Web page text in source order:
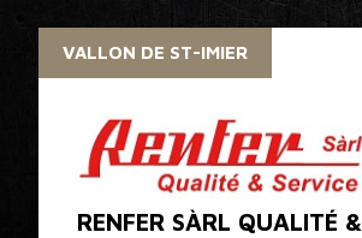
VALLON DE ST-IMIER
RENFER SÀRL QUALITÉ &